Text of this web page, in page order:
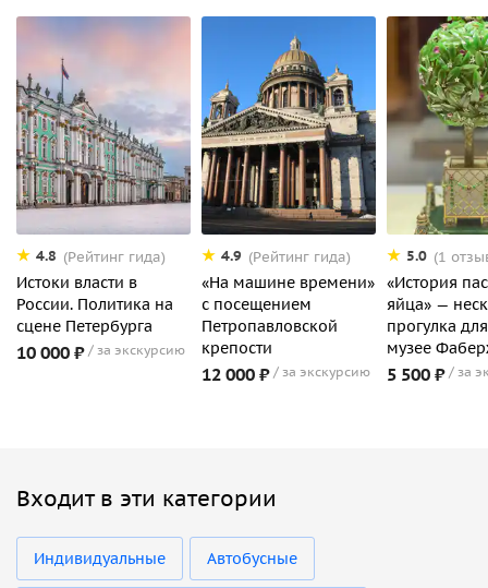
4.8 (Рейтинг гида)
Истоки власти в
России. Политика на
сцене Петербурга
10 000 ₽ за экскурсию
4.9 (Рейтинг гида)
«На машине времени»
с посещением
Петропавловской
крепости
12 000 ₽ за экскурсию
5.0 (1
«История
яйца» —
прогулка
музее
5 500 ₽ за
Входит в эти категории
Индивидуальные Автобусные